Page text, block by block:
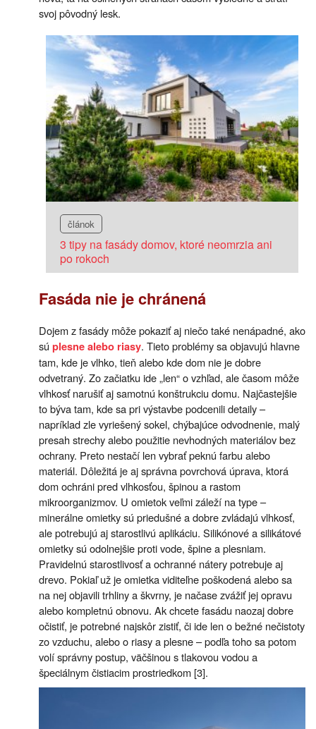
svoj pôvodný lesk.
článok
3 tipy na fasády domov, ktoré neomrzia ani
po rokoch
Fasáda nie je chránená
Dojem z fasády môže pokaziť aj niečo také nenápadné, ako
sú plesne alebo riasy. Tieto problémy sa objavujú hlavne
tam, kde je vlhko, tieň alebo kde dom nie je dobre
odvetraný. Zo začiatku ide „len“ o vzhľad, ale časom môže
vlhkosť narušiť aj samotnú konštrukciu domu. Najčastejšie
to býva tam, kde sa pri výstavbe podcenili detaily –
napríklad zle vyriešený sokel, chýbajúce odvodnenie, malý
presah strechy alebo použitie nevhodných materiálov bez
ochrany. Preto nestačí len vybrať peknú farbu alebo
materiál. Dôležitá je aj správna povrchová úprava, ktorá
dom ochráni pred vlhkosťou, špinou a rastom
mikroorganizmov. U omietok veľmi záleží na type –
minerálne omietky sú priedušné a dobre zvládajú vlhkosť,
ale potrebujú aj starostlivú aplikáciu. Silikónové a silikátové
omietky sú odolnejšie proti vode, špine a plesniam.
Pravidelnú starostlivosť a ochranné nátery potrebuje aj
drevo. Pokiaľ už je omietka viditeľne poškodená alebo sa
na nej objavili trhliny a škvrny, je načase zvážiť jej opravu
alebo kompletnú obnovu. Ak chcete fasádu naozaj dobre
očistiť, je potrebné najskôr zistiť, či ide len o bežné nečistoty
zo vzduchu, alebo o riasy a plesne – podľa toho sa potom
volí správny postup, väčšinou s tlakovou vodou a
špeciálnym čistiacim prostriedkom [3].